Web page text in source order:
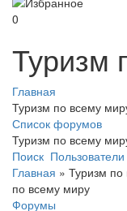
0
Туризм
Главная
Туризм по всему
Список форумов
Туризм по всему
Поиск Пользователи
Главная » Туризм
по всему миру
Форумы